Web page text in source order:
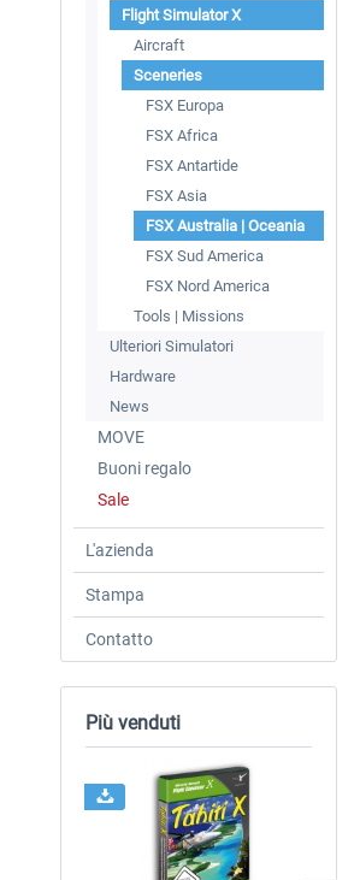
Flight Simulator X
Aircraft
Sceneries
FSX Europa
FSX Africa
FSX Antartide
FSX Asia
FSX Australia | Oceania
FSX Sud America
FSX Nord America
Tools | Missions
Ulteriori Simulatori
Hardware
News
MOVE
Buoni regalo
Sale
L'azienda
Stampa
Contatto
Più venduti